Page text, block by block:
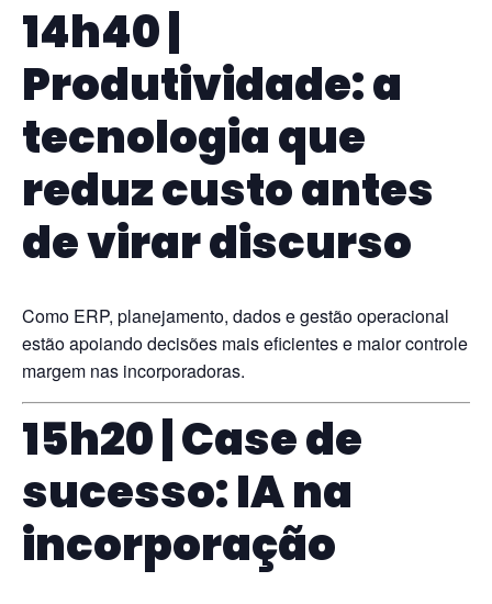
14h40 |
Produtividade: a
tecnologia que
reduz custo antes
de virar discurso
Como ERP, planejamento, dados e gestão operacional
estão apoiando decisões mais eficientes e maior controle de
margem nas incorporadoras.
15h20 | Case de
sucesso: IA na
incorporação